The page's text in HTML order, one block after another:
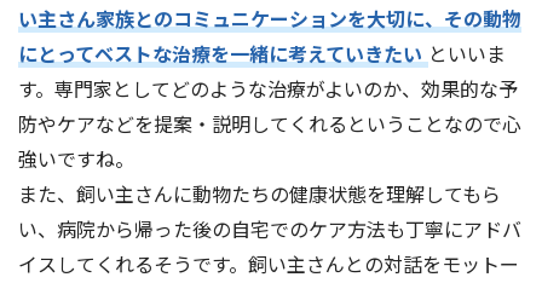
い主さん家族とのコミュニケーションを大切に、その動物
にとってベストな治療を一緒に考えていきたい といいま
す。専門家としてどのような治療がよいのか、効果的な予
防やケアなどを提案・説明してくれるということなので心
強いですね。
また、飼い主さんに動物たちの健康状態を理解してもら
い、病院から帰った後の自宅でのケア方法も丁寧にアドバ
イスしてくれるそうです。飼い主さんとの対話をモットー